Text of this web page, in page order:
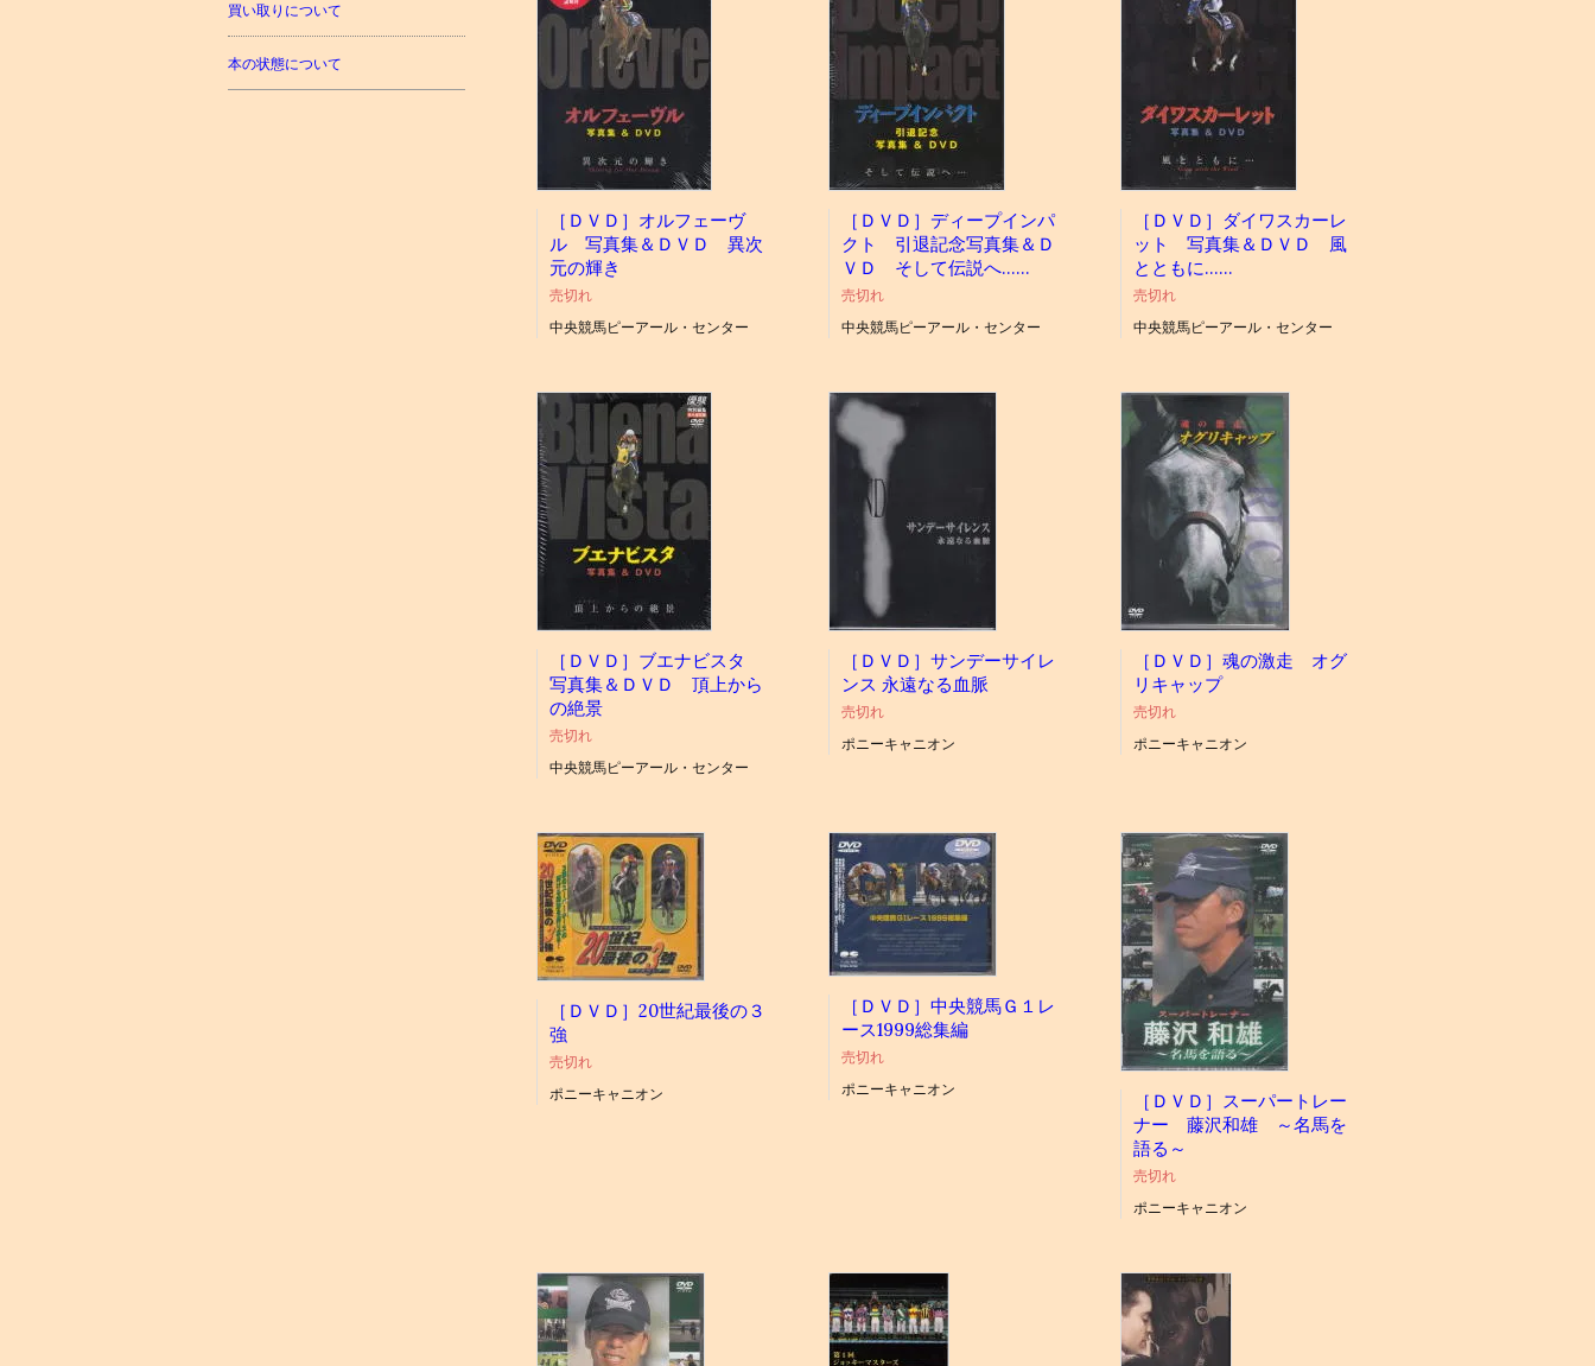
［ＤＶＤ］オルフェーヴ
ル 写真集＆ＤＶＤ 異次
元の輝き
売切れ
中央競馬ピーアール・センター
［ＤＶＤ］ディープインパ
クト 引退記念写真集＆Ｄ
ＶＤ そして伝説へ……
売切れ
中央競馬ピーアール・センター
［ＤＶＤ］ダイワスカーレ
ット 写真集＆ＤＶＤ 風
とともに……
売切れ
中央競馬ピーアール・センター
［ＤＶＤ］ブエナビスタ
写真集＆ＤＶＤ 頂上から
の絶景
売切れ
中央競馬ピーアール・センター
［ＤＶＤ］サンデーサイレ
ンス 永遠なる血脈
売切れ
ポニーキャニオン
［ＤＶＤ］魂の激走 オグ
リキャップ
売切れ
ポニーキャニオン
［ＤＶＤ］20世紀最後の３
強
売切れ
ポニーキャニオン
［ＤＶＤ］中央競馬Ｇ１レ
ース1999総集編
売切れ
ポニーキャニオン
［ＤＶＤ］スーパートレー
ナー 藤沢和雄 ～名馬を
語る～
売切れ
ポニーキャニオン
買い取りについて
本の状態について